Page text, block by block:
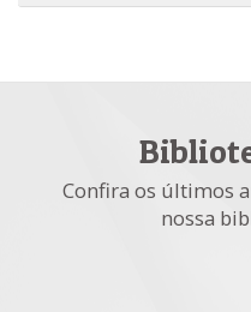
Confira os últimos
nossa